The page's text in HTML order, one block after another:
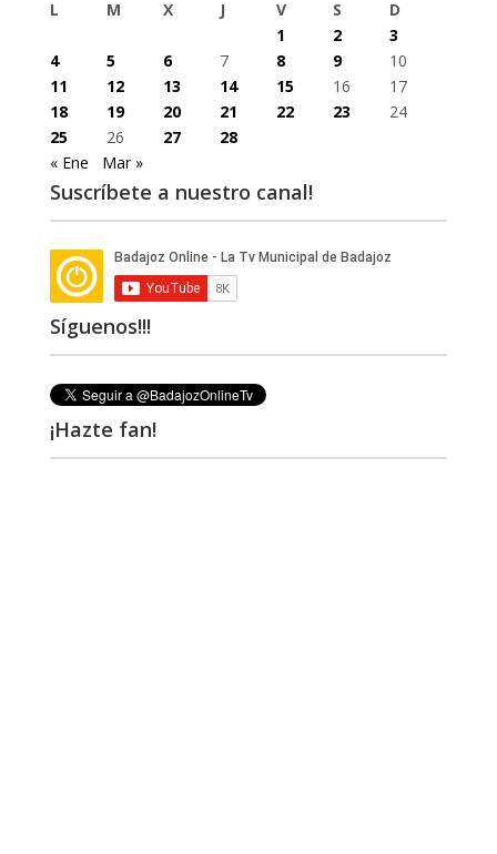
L
M X J V S
D
1
2
3
4
5 6 7 8 9
10
11
12 13 14 15 16
17
18
19 20 21 22 23
24
25
26 27
28
« Ene
Mar »
Suscríbete a nuestro canal!
Síguenos!!!
¡Hazte fan!